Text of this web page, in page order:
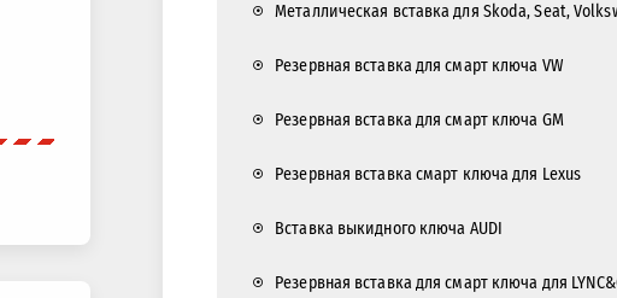
Металлическая вставка для Skoda, Seat,
Резервная вставка для смарт ключа VW
Резервная вставка для смарт ключа GM
Резервная вставка смарт ключа для Lexus
Вставка выкидного ключа AUDI
Резервная вставка для смарт ключа для